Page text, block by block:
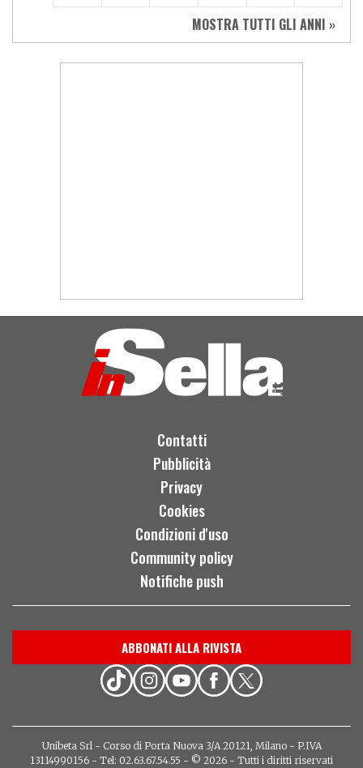
MOSTRA TUTTI GLI ANNI »
Contatti
Pubblicità
Privacy
Cookies
Condizioni d'uso
Community policy
Notifiche push
ABBONATI ALLA RIVISTA
Unibeta Srl - Corso di Porta Nuova 3/A 20121, Milano - P.IVA
13114990156 - Tel: 02.63.67.54.55 - © 2026 - Tutti i diritti riservati